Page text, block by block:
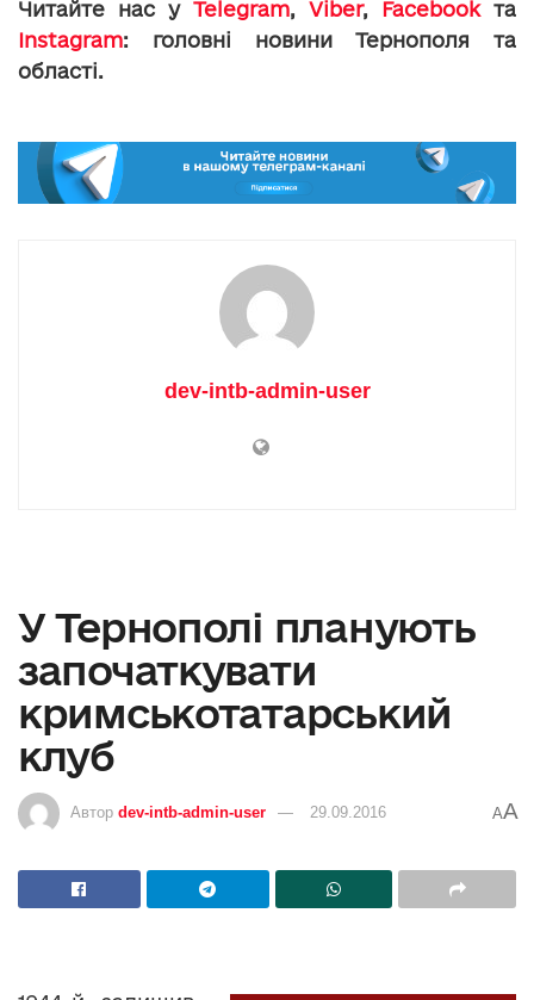
Читайте нас у Telegram, Viber, Facebookта
Instagram: головні новини Тернополя та
області.
dev-intb-admin-user
У Тернополі планують
започаткувати
кримськотатарський
клуб
Автор dev-intb-admin-user 29.09.2016 AA